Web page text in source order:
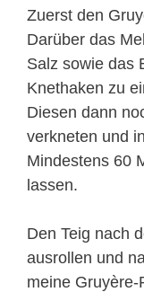
Zuerst den
Darüber das
Salz sowie das
Knethaken zu
Diesen dann
verkneten und
Mindestens 60
lassen.
Den Teig nach
ausrollen und
meine